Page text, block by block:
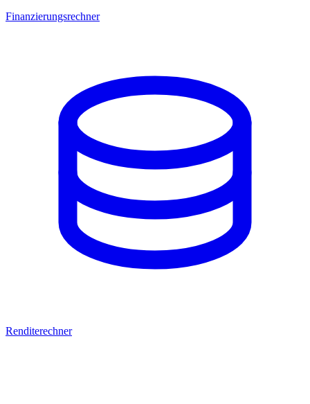
Finanzierungsrechner
Renditerechner